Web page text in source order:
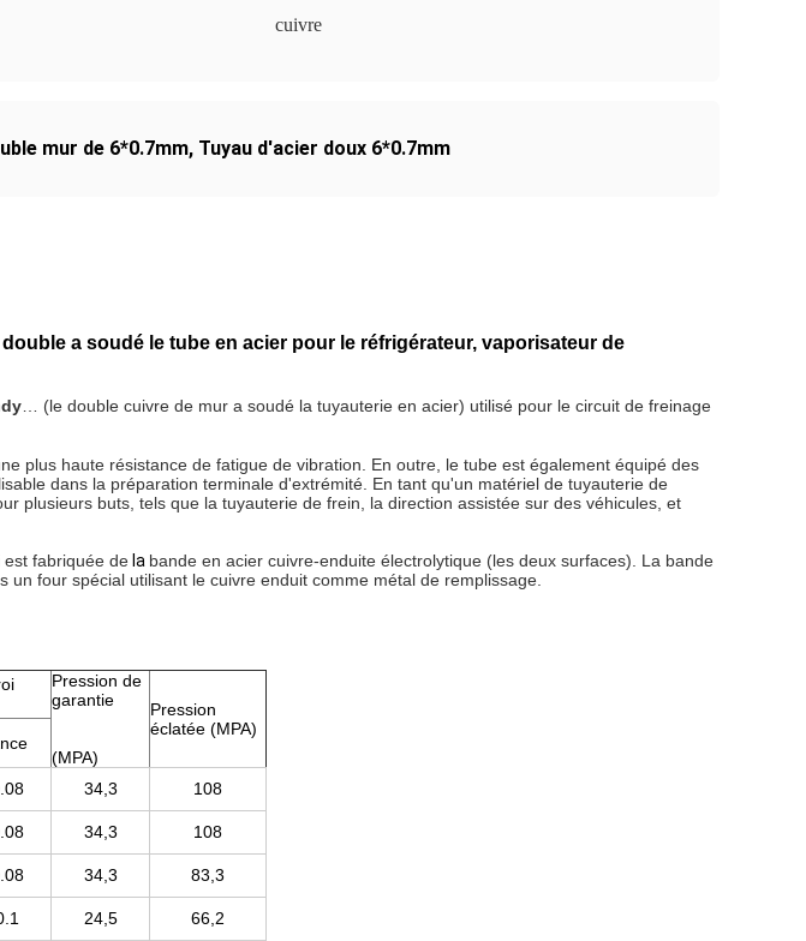
cuivre
mur de 6*0.7mm, Tuyau d'acier doux 6*0.7mm
a soudé le tube en acier pour le réfrigérateur, vaporisateur de
… (le double cuivre de mur a soudé la tuyauterie en acier) utilisé pour le circuit de freinage
plus haute résistance de fatigue de vibration. En outre, le tube est également équipé des
dans la préparation terminale d'extrémité. En tant qu'un matériel de tuyauterie de
plusieurs buts, tels que la tuyauterie de frein, la direction assistée sur des véhicules, et
fabriquée de la bande en acier cuivre-enduite électrolytique (les deux surfaces). La bande
four spécial utilisant le cuivre enduit comme métal de remplissage.
Pression de
garantie
(MPA)
Pression
éclatée (MPA)
34,3 108
34,3 108
34,3 83,3
24,5 66,2